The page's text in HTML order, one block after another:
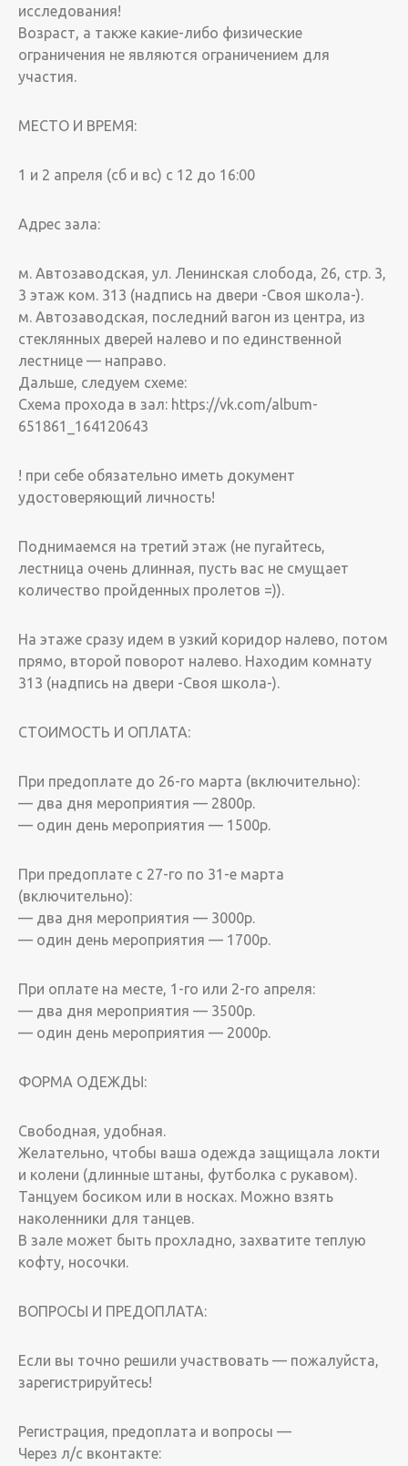
исследования!
Возраст, а также какие-либо физические
ограничения не являются ограничением для
участия.
МЕСТО И ВРЕМЯ:
1 и 2 апреля (сб и вс) с 12 до 16:00
Адрес зала:
м. Автозаводская, ул. Ленинская слобода, 26, стр. 3,
3 этаж ком. 313 (надпись на двери -Своя школа-).
м. Автозаводская, последний вагон из центра, из
стеклянных дверей налево и по единственной
лестнице — направо.
Дальше, следуем схеме:
Схема прохода в зал: https://vk.com/album-
651861_164120643
! при себе обязательно иметь документ
удостоверяющий личность!
Поднимаемся на третий этаж (не пугайтесь,
лестница очень длинная, пусть вас не смущает
количество пройденных пролетов =)).
На этаже сразу идем в узкий коридор налево, потом
прямо, второй поворот налево. Находим комнату
313 (надпись на двери -Своя школа-).
СТОИМОСТЬ И ОПЛАТА:
При предоплате до 26-го марта (включительно):
— два дня мероприятия — 2800р.
— один день мероприятия — 1500р.
При предоплате с 27-го по 31-е марта
(включительно):
— два дня мероприятия — 3000р.
— один день мероприятия — 1700р.
При оплате на месте, 1-го или 2-го апреля:
— два дня мероприятия — 3500р.
— один день мероприятия — 2000р.
ФОРМА ОДЕЖДЫ:
Свободная, удобная.
Желательно, чтобы ваша одежда защищала локти
и колени (длинные штаны, футболка с рукавом).
Танцуем босиком или в носках. Можно взять
наколенники для танцев.
В зале может быть прохладно, захватите теплую
кофту, носочки.
ВОПРОСЫ И ПРЕДОПЛАТА:
Если вы точно решили участвовать — пожалуйста,
зарегистрируйтесь!
Регистрация, предоплата и вопросы —
Через л/с вконтакте: